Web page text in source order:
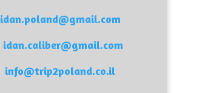
idan.poland@gmail.com
idan.caliber@gmail.com
info@trip2poland.co.il